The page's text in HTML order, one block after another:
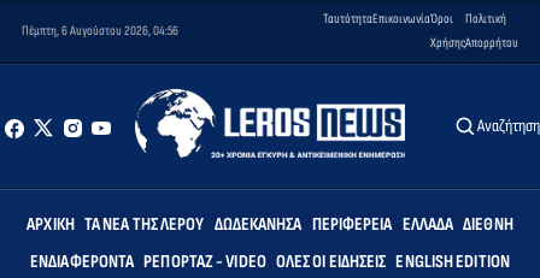
Πέμπτη, 6 Αυγούστου 2026, 04:56
ΤαυτότηταΕπικοινωνίαΌροι
Χρήσης
Πολιτική
Απορρήτου
Αναζήτηση
ΑΡΧΙΚΉ ΤΑ ΝΈΑ ΤΗΣ ΛΈΡΟΥ ΔΩΔΕΚΆΝΗΣΑ ΠΕΡΙΦΈΡΕΙΑ ΕΛΛΆΔΑ ΔΙΕΘΝΉ
ΕΝΔΙΑΦΈΡΟΝΤΑ ΡΕΠΟΡΤΆΖ - VIDEO ΌΛΕΣ ΟΙ ΕΙΔΉΣΕΙΣ ENGLISH EDITION